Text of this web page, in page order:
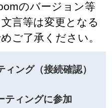
のバージョン等
言等は変更となる
ご了承ください。
ング（接続確認）
ティングに参加